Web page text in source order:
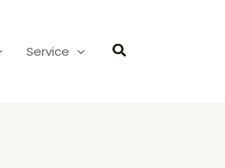
Service Suchen